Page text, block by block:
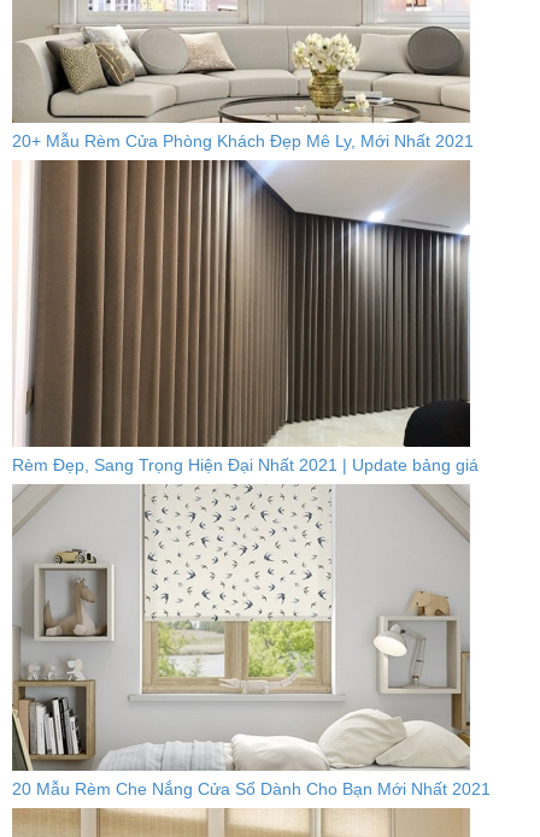
20+ Mẫu Rèm Cửa Phòng Khách Đẹp Mê Ly, Mới Nhất 2021
Rèm Đẹp, Sang Trọng Hiện Đại Nhất 2021 | Update bảng giá
20 Mẫu Rèm Che Nắng Cửa Sổ Dành Cho Bạn Mới Nhất 2021